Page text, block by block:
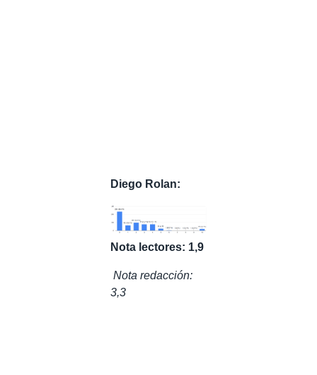
Diego Rolan:
Nota lectores: 1,9
Nota redacción:
3,3